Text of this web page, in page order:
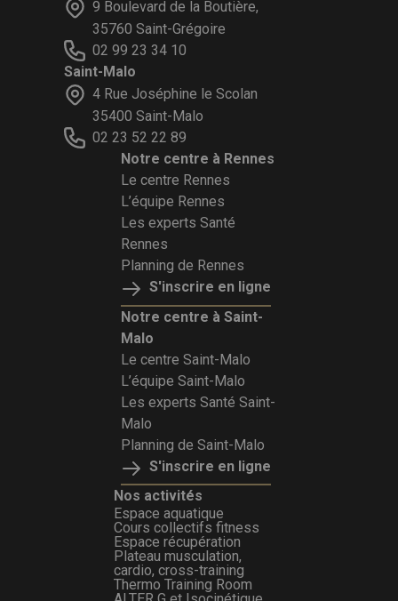
9 Boulevard de la Boutière,
35760 Saint-Grégoire
02 99 23 34 10
Saint-Malo
4 Rue Joséphine le Scolan
35400 Saint-Malo
02 23 52 22 89
Notre centre à Rennes
Le centre Rennes
L’équipe Rennes
Les experts Santé
Rennes
Planning de Rennes
S'inscrire en ligne
Notre centre à Saint-
Malo
Le centre Saint-Malo
L’équipe Saint-Malo
Les experts Santé Saint-
Malo
Planning de Saint-Malo
S'inscrire en ligne
Nos activités
Espace aquatique
Cours collectifs fitness
Espace récupération
Plateau musculation,
cardio, cross-training
Thermo Training Room